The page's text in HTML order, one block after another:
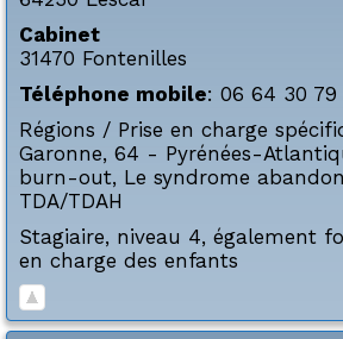
Cabinet
31470 Fontenilles
Téléphone mobile: 06 64 30 79
Régions / Prise en charge
Garonne, 64 - Pyrénées-
burn-out, Le syndrome
TDA/TDAH
Stagiaire, niveau 4, également
en charge des enfants